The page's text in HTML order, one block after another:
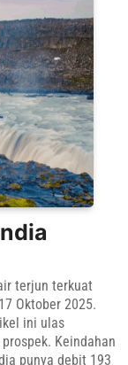
terjun terkuat
Oktober 2025.
ini ulas
Keindahan
punya debit 193